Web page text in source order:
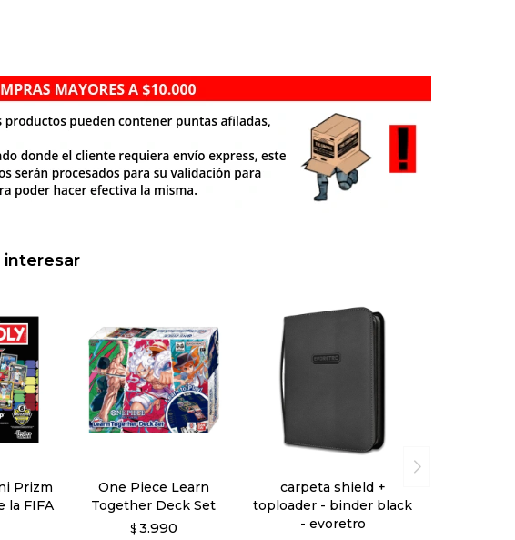
Prizm
la FIFA
One Piece Learn
Together Deck Set
$ 3.990
carpeta shield +
toploader - binder black
- evoretro